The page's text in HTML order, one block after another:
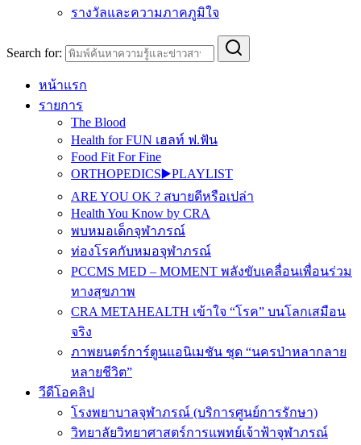
รางวัลและความภาคภูมิใจ
Search for:
หน้าแรก
รายการ
The Blood
Health for FUN เฮลท์ ฟ.ฟัน
Food Fit For Fine
ORTHOPEDICS▶️PLAYLIST
ARE YOU OK ? สบายดีหรือเปล่า
Health You Know by CRA
พบหมอเด็กจุฬาภรณ์
ท่องโรคกับหมอจุฬาภรณ์
PCCMS MED – MOMENT พลังขับเคลื่อนเพื่อนร่วม
ทางสุขภาพ
CRA METAHEALTH เข้าใจ “โรค” บนโลกเสมือน
จริง
ภาพยนตร์การ์ตูนแอนิเมชัน ชุด “นครป่าหลากลาย
หลายชีวิต”
วีดีโอคลิป
โรงพยาบาลจุฬาภรณ์ (บริการศูนย์การรักษา)
วิทยาลัยวิทยาศาสตร์การแพทย์เจ้าฟ้าจุฬาภรณ์